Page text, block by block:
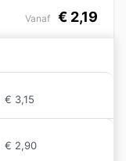
Vanaf € 2,19
€ 3,15
€ 2,90